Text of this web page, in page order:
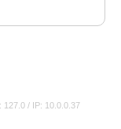
127.0 / IP: 10.0.0.37